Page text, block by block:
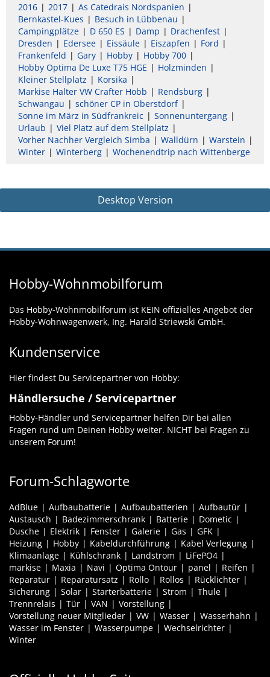
2016 2017
As Catedrais Nordspanien
Bernkastel-Kues
Besuch in Lübbenau
Campingplätze
D 650 ES Damp
Drachenfest
Dresden
Edersee Eissäule Eiszapfen
Ford
Frankenfeld
Gary Hobby
Hobby 700
Hobby Optima De Luxe T75 HGE
Holzminden
Kleiner Stellplatz
Korsika
Markise Halter VW Crafter Hobb
Rendsburg
Schwangau
schöner CP in Oberstdorf
Sonne im März in Südfrankreic
Sonnenuntergang
Urlaub
Viel Platz auf dem Stellplatz
Vorher Nachher Vergleich Simba
Walldürn
Warstein
Winter
Winterberg Wochenendtrip nach Wittenberge
Desktop Version
Hobby-Wohnmobilforum
Das Hobby-Wohnmobilforum ist KEIN offizielles Angebot der
Hobby-Wohnwagenwerk, Ing. Harald Striewski GmbH.
Kundenservice
Hier findest Du Servicepartner von Hobby:
Händlersuche / Servicepartner
Hobby-Händler und Servicepartner helfen Dir bei allen
Fragen rund um Deinen Hobby weiter. NICHT bei Fragen zu
unserem Forum!
Forum-Schlagworte
AdBlue Aufbaubatterie Aufbaubatterien
Aufbautür
Austausch
Badezimmerschrank Batterie
Dometic
Dusche
Elektrik Fenster Galerie Gas
GFK
Heizung
Hobby Kabeldurchführung
Kabel Verlegung
Klimaanlage
Kühlschrank Landstrom
LiFePO4
markise
Maxia Navi Optima Ontour panel
Reifen
Reparatur
Reparatursatz Rollo Rollos
Rücklichter
Sicherung
Solar Starterbatterie Strom
Thule
Trennrelais
Tür VAN
Vorstellung
Vorstellung neuer Mitglieder
VW Wasser
Wasserhahn
Wasser im Fenster
Wasserpumpe
Wechselrichter
Winter